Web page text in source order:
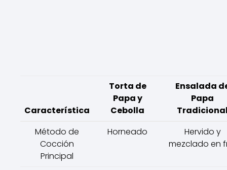
Característica
Torta de
Papa y
Cebolla
Ensalada
Papa
Método de
Cocción
Principal
Horneado
Hervido y
mezclado en